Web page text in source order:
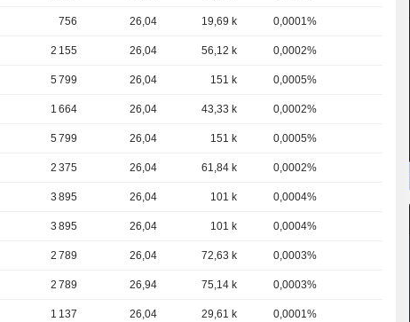
756 26,04 19,69 k 0,0001%
2 155 26,04 56,12 k 0,0002%
5 799 26,04 151 k 0,0005%
1 664 26,04 43,33 k 0,0002%
5 799 26,04 151 k 0,0005%
2 375 26,04 61,84 k 0,0002%
3 895 26,04 101 k 0,0004%
3 895 26,04 101 k 0,0004%
2 789 26,04 72,63 k 0,0003%
2 789 26,94 75,14 k 0,0003%
1 137 26,04 29,61 k 0,0001%